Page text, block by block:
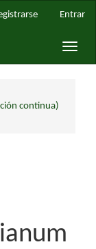
Entrar
Toggle
continua)